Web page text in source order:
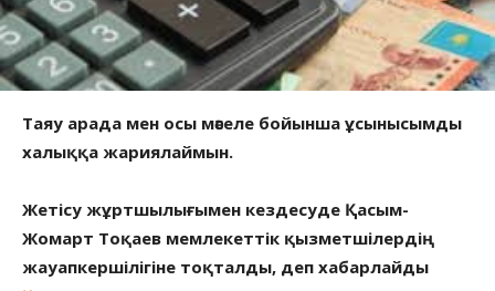
Таяу арада мен осы мәселе бойынша ұсынысымды
халыққа жариялаймын.
Жетісу жұртшылығымен кездесуде Қасым-
Жомарт Тоқаев мемлекеттік қызметшілердің
жауапкершілігіне тоқталды, деп хабарлайды